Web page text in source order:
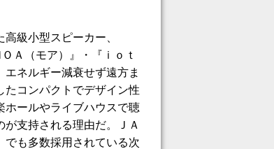
級小型スピーカー、
Ａ（モア）』・『ｉｏｔ
エネルギー減衰せず遠方ま
たコンパクトでデザイン性
ホールやライブハウスで聴
支持される理由だ。ＪＡ
でも多数採用されている次